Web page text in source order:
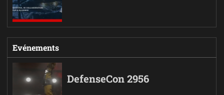
Evénements
DefenseCon 2956